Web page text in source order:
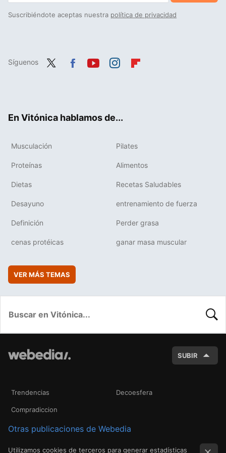
Suscribiéndote aceptas nuestra política de privacidad
Síguenos
En Vitónica hablamos de...
Musculación Pilates
Proteínas Alimentos
Dietas Recetas Saludables
Desayuno entrenamiento de fuerza
Definición Perder grasa
cenas protéicas ganar masa muscular
VER MÁS TEMAS
SUBIR
Trendencias Decoesfera
Compradiccion
Otras publicaciones de Webedia
Utilizamos cookies de terceros para generar estadísticas